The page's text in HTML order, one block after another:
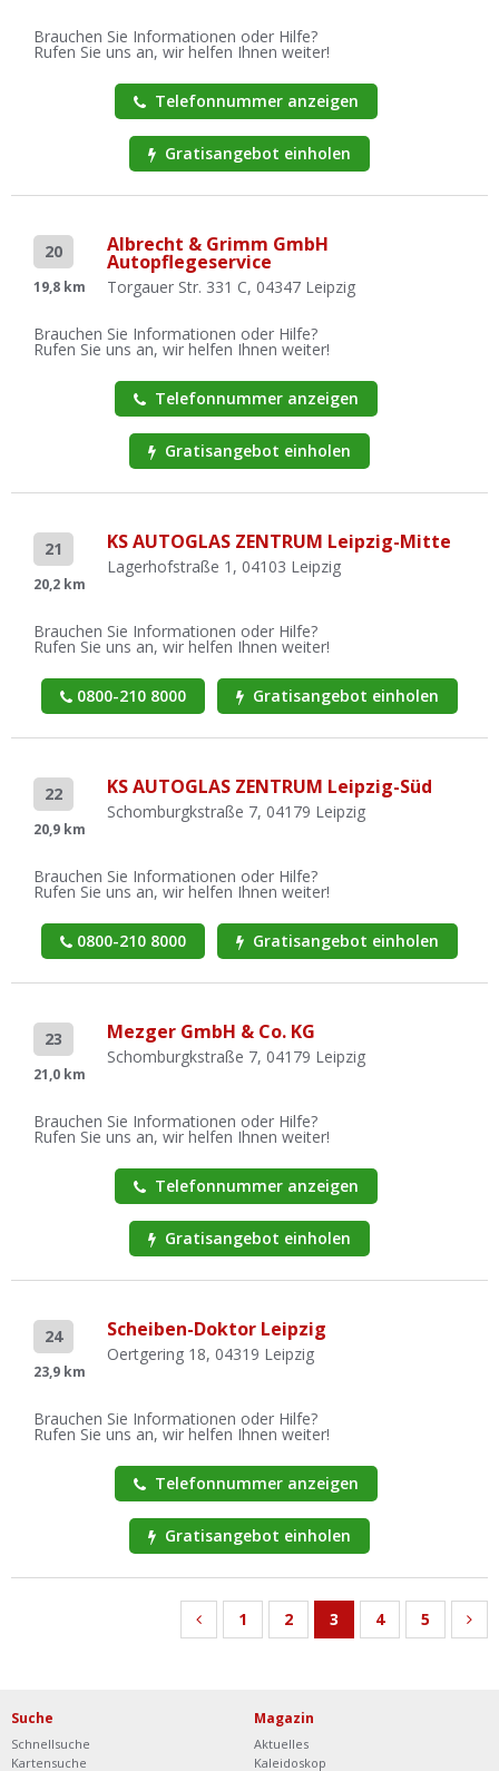
Brauchen Sie Informationen oder Hilfe?
Rufen Sie uns an, wir helfen Ihnen weiter!
Telefonnummer anzeigen
Gratisangebot einholen
20
19,8 km
Albrecht & Grimm GmbH
Autopflegeservice
Torgauer Str. 331 C, 04347 Leipzig
Brauchen Sie Informationen oder Hilfe?
Rufen Sie uns an, wir helfen Ihnen weiter!
Telefonnummer anzeigen
Gratisangebot einholen
21
20,2 km
KS AUTOGLAS ZENTRUM Leipzig-Mitte
Lagerhofstraße 1, 04103 Leipzig
Brauchen Sie Informationen oder Hilfe?
Rufen Sie uns an, wir helfen Ihnen weiter!
0800-210 8000 Gratisangebot einholen
22
20,9 km
KS AUTOGLAS ZENTRUM Leipzig-Süd
Schomburgkstraße 7, 04179 Leipzig
Brauchen Sie Informationen oder Hilfe?
Rufen Sie uns an, wir helfen Ihnen weiter!
0800-210 8000 Gratisangebot einholen
23
21,0 km
Mezger GmbH & Co. KG
Schomburgkstraße 7, 04179 Leipzig
Brauchen Sie Informationen oder Hilfe?
Rufen Sie uns an, wir helfen Ihnen weiter!
Telefonnummer anzeigen
Gratisangebot einholen
24
23,9 km
Scheiben-Doktor Leipzig
Oertgering 18, 04319 Leipzig
Brauchen Sie Informationen oder Hilfe?
Rufen Sie uns an, wir helfen Ihnen weiter!
Telefonnummer anzeigen
Gratisangebot einholen
1 2 3 4 5
Suche
Schnellsuche
Kartensuche
Magazin
Aktuelles
Kaleidoskop